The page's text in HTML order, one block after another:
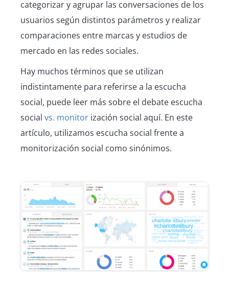
categorizar y agrupar las conversaciones de los
usuarios según distintos parámetros y realizar
comparaciones entre marcas y estudios de
mercado en las redes sociales.
Hay muchos términos que se utilizan
indistintamente para referirse a la escucha
social, puede leer más sobre el debate escucha
social vs. monitor ización social aquí. En este
artículo, utilizamos escucha social frente a
monitorización social como sinónimos.